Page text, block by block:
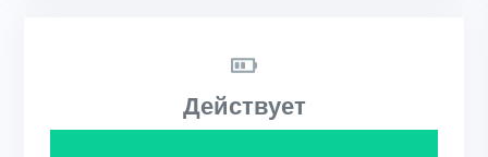
Действует